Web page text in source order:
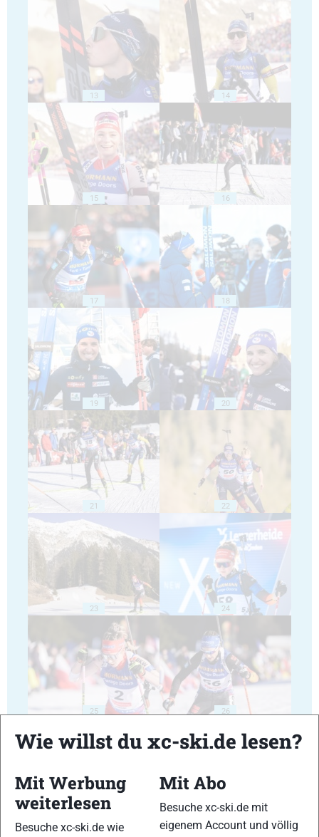
13 14
15 16
17 18
19 20
21 22
23 24
25 26
28
Wie willst du xc-ski.de lesen?
Mit Werbung
weiterlesen
Besuche xc-ski.de wie
Mit Abo
Besuche xc-ski.de mit
eigenem Account und völlig